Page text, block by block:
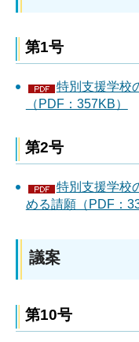
第1号
特別支援学校
（PDF：357KB）
第2号
特別支援学校
める請願（PDF：
議案
第10号